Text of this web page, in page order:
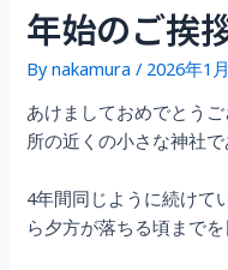
年始のご挨
Bynakamura/2026年1
あけましておめでとう
所の近くの小さな神社
4年間同じように続けて
ら夕方が落ちる頃まで